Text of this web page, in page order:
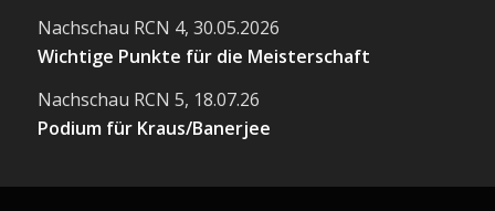
Nachschau RCN 4, 30.05.2026
Wichtige Punkte für die Meisterschaft
Nachschau RCN 5, 18.07.26
Podium für Kraus/Banerjee